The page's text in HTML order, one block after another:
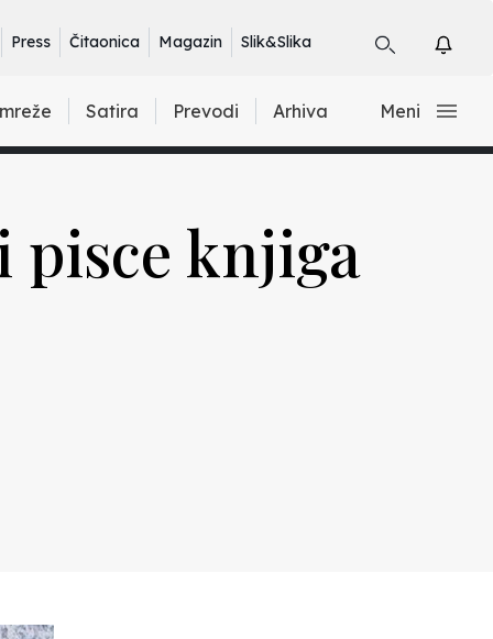
Press Čitaonica Magazin Slik&Slika
Satira Prevodi Arhiva Meni
pisce knjiga